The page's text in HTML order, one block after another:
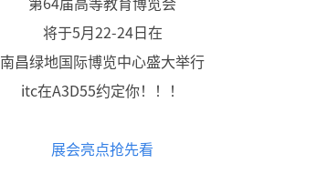
AI智慧声光影系统
将于5月22-24日在
南昌绿地国际博览中心盛大举行
itc在A3D55约定你！！！
展会亮点抢先看